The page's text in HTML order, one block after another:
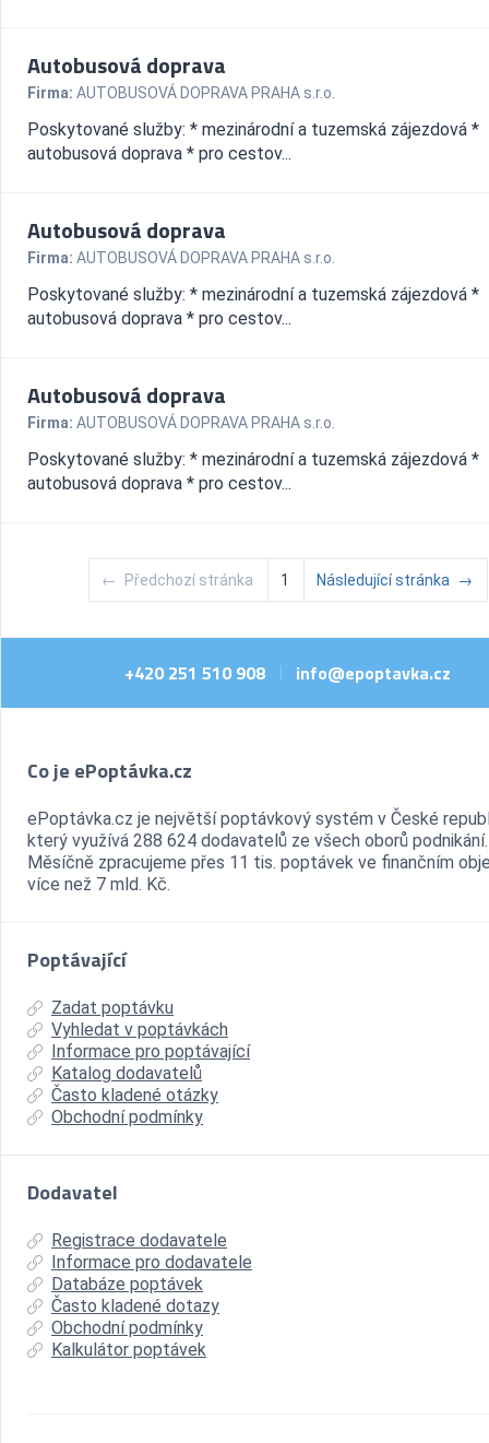
Autobusová doprava
Firma: AUTOBUSOVÁ DOPRAVA PRAHA s.r.o.
Poskytované služby: * mezinárodní a tuzemská zájezdová *
autobusová doprava * pro cestov...
Autobusová doprava
Firma: AUTOBUSOVÁ DOPRAVA PRAHA s.r.o.
Poskytované služby: * mezinárodní a tuzemská zájezdová *
autobusová doprava * pro cestov...
Autobusová doprava
Firma: AUTOBUSOVÁ DOPRAVA PRAHA s.r.o.
Poskytované služby: * mezinárodní a tuzemská zájezdová *
autobusová doprava * pro cestov...
← Předchozí stránka 1 Následující stránka →
+420 251 510 908 | info@epoptavka.cz
Co je ePoptávka.cz
ePoptávka.cz je největší poptávkový systém v České
který využívá 288 624 dodavatelů ze všech oborů podnikání.
Měsíčně zpracujeme přes 11 tis. poptávek ve finančním
více než 7 mld. Kč.
Poptávající
Zadat poptávku
Vyhledat v poptávkách
Informace pro poptávající
Katalog dodavatelů
Často kladené otázky
Obchodní podmínky
Dodavatel
Registrace dodavatele
Informace pro dodavatele
Databáze poptávek
Často kladené dotazy
Obchodní podmínky
Kalkulátor poptávek